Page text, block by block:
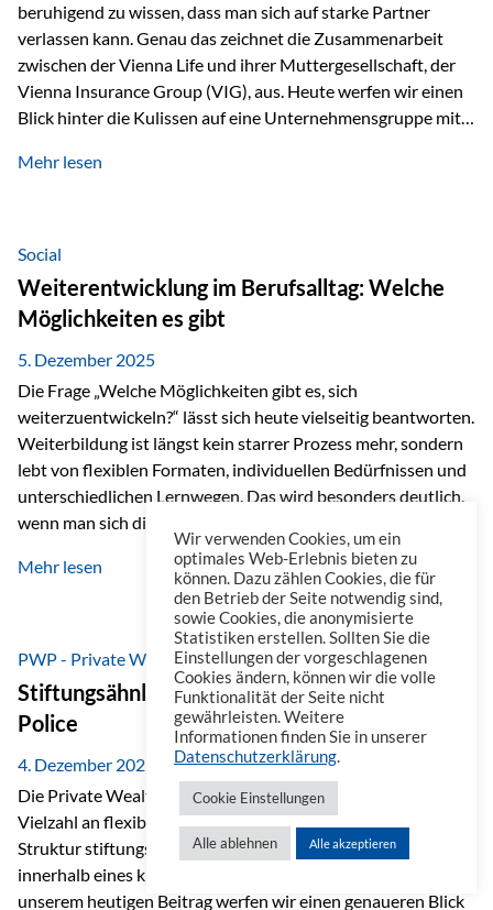
beruhigend zu wissen, dass man sich auf starke Partner
verlassen kann. Genau das zeichnet die Zusammenarbeit
zwischen der Vienna Life und ihrer Muttergesellschaft, der
Vienna Insurance Group (VIG), aus. Heute werfen wir einen
Blick hinter die Kulissen auf eine Unternehmensgruppe mit
einem stabilen Fundament. Ein starkes Netzwerk in ganz
50 Versicherungsgesellschaften in insgesamt 30 Ländern
verbindet sie regionale Stärke mit internationaler
Kompetenz.
Mehr lesen
Social
Weiterentwicklung im Berufsalltag: Welche
Möglichkeiten es gibt
5. Dezember 2025
Die Frage „Welche Möglichkeiten gibt es, sich
weiterzuentwickeln?“ lässt sich heute vielseitig beantworten.
Weiterbildung ist längst kein starrer Prozess mehr, sondern
lebt von flexiblen Formaten, individuellen Bedürfnissen und
unterschiedlichen Lernwegen. Das wird besonders deutlich,
wenn man sich die Angebote ansieht, die im beruflichen
Umfeld zur Verfügung stehen. Online-Kurse als erster Schritt
Wenn es um Weiterbildung geht, denkt man häufig zuerst an
Online-Kurse. Eine Plattform, die dabei heraussticht, ist
Masterplan. Sie ist ähnlich aufgebaut wie eine Streaming-
Plattform und dadurch besonders einfach zu nutzen. Auf
Masterplan…
Mehr lesen
PWP - Private Wealth Police
Stiftungsähnliche Vorteile der Private Wealth
Police
4. Dezember 2025
Die Private Wealth Police (PWP) der Vienna-Life bietet eine
Vielzahl an flexiblen Gestaltungsmöglichkeiten, die in ihrer
Struktur stiftungsähnliche Vorteile schaffen und das
innerhalb eines klassischen Versicherungsrahmens. In
unserem heutigen Beitrag werfen wir einen genaueren Blick
Wir verwenden Cookies, um ein
optimales Web-Erlebnis bieten zu
können. Dazu zählen Cookies, die für
den Betrieb der Seite notwendig sind,
sowie Cookies, die anonymisierte
Statistiken erstellen. Sollten Sie die
Einstellungen der vorgeschlagenen
Cookies ändern, können wir die volle
Funktionalität der Seite nicht
gewährleisten. Weitere
Informationen finden Sie in unserer
Datenschutzerklärung.
Cookie Einstellungen
Alle ablehnen Alle akzeptieren